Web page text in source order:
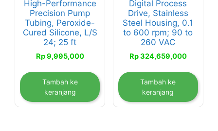
High-Performance
Precision Pump
Tubing, Peroxide-
Cured Silicone, L/S
24; 25 ft
Rp9,995,000
Tambah ke
keranjang
Digital Process
Drive, Stainless
Steel Housing, 0.1
to 600 rpm; 90 to
260 VAC
Rp324,659,000
Tambah ke
keranjang